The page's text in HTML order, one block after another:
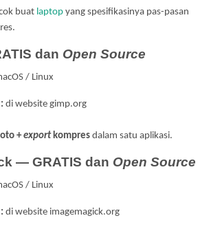
buat laptop yang spesifikasinya pas-pasan
dan Open Source
/ Linux
di website gimp.org
+exportkompres dalam satu aplikasi.
— GRATIS dan Open Source
/ Linux
di website imagemagick.org